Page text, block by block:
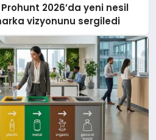
2026’da yeni nesil
vizyonunu sergiledi